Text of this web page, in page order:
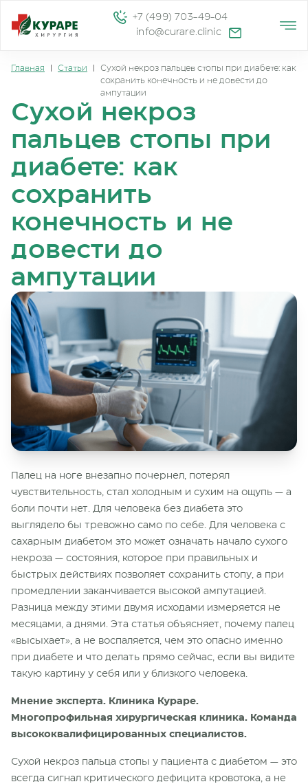
+7 (499) 703-49-04
info@curare.clinic
Главная Статьи
Сухой некроз пальцев стопы при диабете: как
сохранить конечность и не довести до
ампутации
Сухой некроз
пальцев стопы при
диабете: как
сохранить
конечность и не
довести до
ампутации
Палец на ноге внезапно почернел, потерял
чувствительность, стал холодным и сухим на ощупь — а
боли почти нет. Для человека без диабета это
выглядело бы тревожно само по себе. Для человека с
сахарным диабетом это может означать начало сухого
некроза — состояния, которое при правильных и
быстрых действиях позволяет сохранить стопу, а при
промедлении заканчивается высокой ампутацией.
Разница между этими двумя исходами измеряется не
месяцами, а днями. Эта статья объясняет, почему палец
«высыхает», а не воспаляется, чем это опасно именно
при диабете и что делать прямо сейчас, если вы видите
такую картину у себя или у близкого человека.
Мнение эксперта. Клиника Кураре.
Многопрофильная хирургическая клиника. Команда
высококвалифицированных специалистов.
Сухой некроз пальца стопы у пациента с диабетом — это
всегда сигнал критического дефицита кровотока, а не